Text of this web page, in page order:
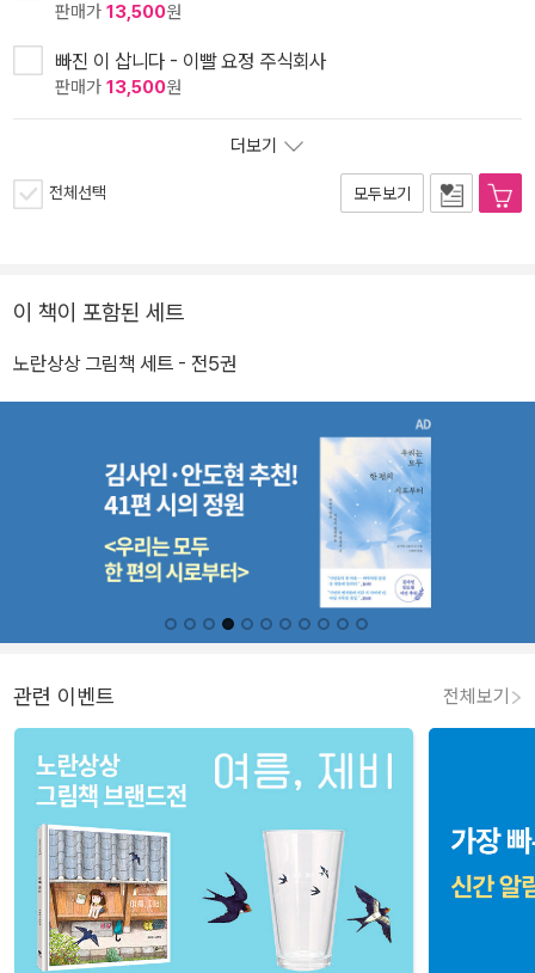
판매가 13,500원
빠진 이 삽니다 - 이빨 요정 주식회사
판매가 13,500원
더보기
전체선택 모두보기
이 책이 포함된 세트
노란상상 그림책 세트 - 전5권
관련 이벤트 전체보기